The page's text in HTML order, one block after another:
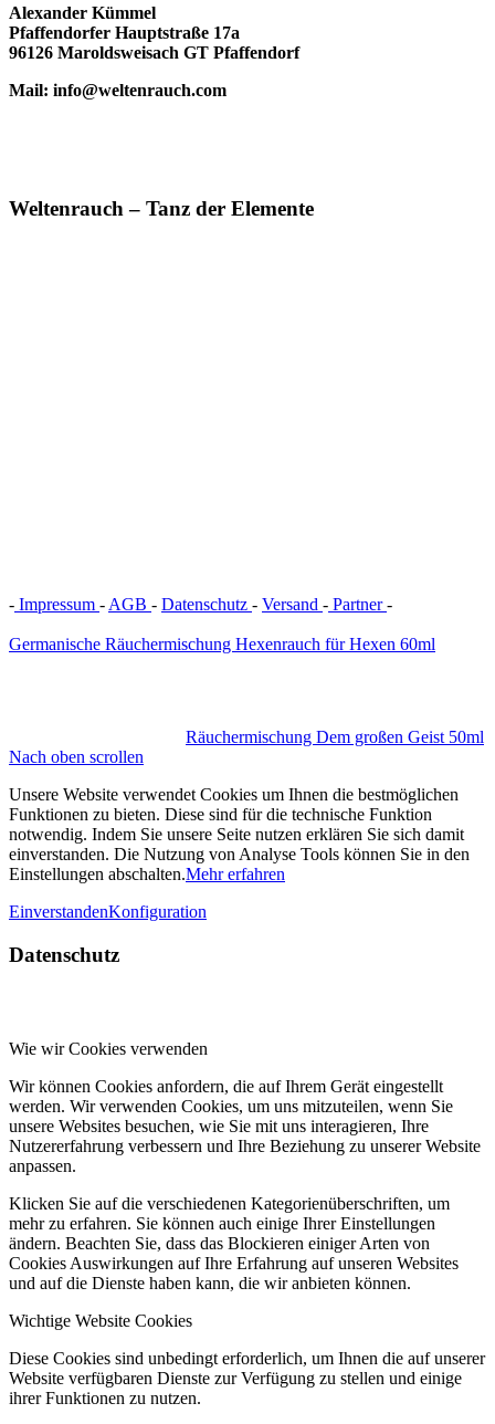
Alexander Kümmel
Pfaffendorfer Hauptstraße 17a
96126 Maroldsweisach GT Pfaffendorf
Mail: info@weltenrauch.com
Weltenrauch – Tanz der Elemente
- Impressum - AGB - Datenschutz - Versand - Partner-
Germanische Räuchermischung Hexenrauch für Hexen 60ml
Räuchermischung Dem großen Geist 50ml
Nach oben scrollen
Unsere Website verwendet Cookies um Ihnen die bestmöglichen
Funktionen zu bieten. Diese sind für die technische Funktion
notwendig. Indem Sie unsere Seite nutzen erklären Sie sich damit
einverstanden. Die Nutzung von Analyse Tools können Sie in den
Einstellungen abschalten.Mehr erfahren
EinverstandenKonfiguration
Datenschutz
Wie wir Cookies verwenden
Wir können Cookies anfordern, die auf Ihrem Gerät eingestellt
werden. Wir verwenden Cookies, um uns mitzuteilen, wenn Sie
unsere Websites besuchen, wie Sie mit uns interagieren, Ihre
Nutzererfahrung verbessern und Ihre Beziehung zu unserer Website
anpassen.
Klicken Sie auf die verschiedenen Kategorienüberschriften, um
mehr zu erfahren. Sie können auch einige Ihrer Einstellungen
ändern. Beachten Sie, dass das Blockieren einiger Arten von
Cookies Auswirkungen auf Ihre Erfahrung auf unseren Websites
und auf die Dienste haben kann, die wir anbieten können.
Wichtige Website Cookies
Diese Cookies sind unbedingt erforderlich, um Ihnen die auf unserer
Website verfügbaren Dienste zur Verfügung zu stellen und einige
ihrer Funktionen zu nutzen.